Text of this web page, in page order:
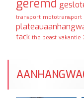
geremd
transport mototransport
tack the beast vakantie